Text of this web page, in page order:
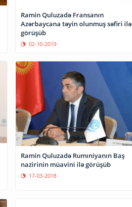
Ramin Quluzadə Fransanın
Azərbaycana təyin olunmuş səfiri ilə
görüşüb
02-10-2019
Ramin Quluzadə Rumıniyanın Baş
nazirinin müavini ilə görüşüb
17-03-2018